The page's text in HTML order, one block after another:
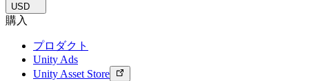
USD
購入
プロダクト
Unity Ads
Unity Asset Store